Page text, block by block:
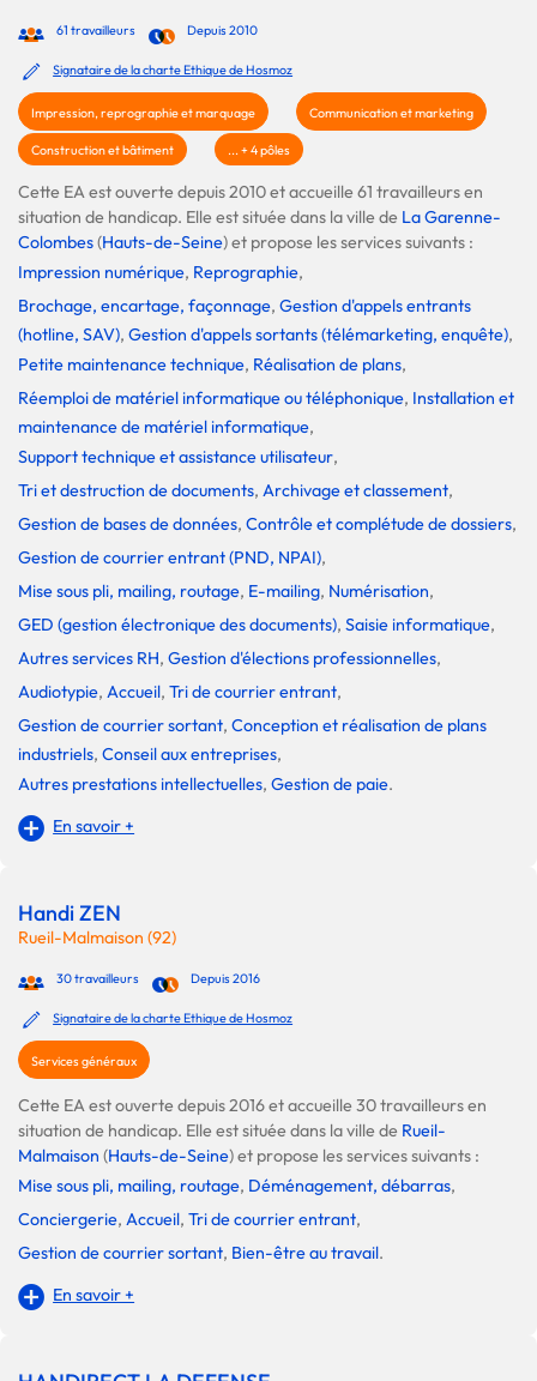
61 travailleurs Depuis 2010
Signataire de la charte Ethique de Hosmoz
Impression, reprographie et marquage Communication et marketing
Construction et bâtiment ... + 4 pôles
Cette EA est ouverte depuis 2010 et accueille 61 travailleurs en
situation de handicap. Elle est située dans la ville de La Garenne-
Colombes(Hauts-de-Seine) et propose les services suivants :
Impression numérique, Reprographie,
Brochage, encartage, façonnage, Gestion d'appels entrants
(hotline, SAV), Gestion d'appels sortants (télémarketing, enquête),
Petite maintenance technique, Réalisation de plans,
Réemploi de matériel informatique ou téléphonique, Installation et
maintenance de matériel informatique,
Support technique et assistance utilisateur,
Tri et destruction de documents, Archivage et classement,
Gestion de bases de données, Contrôle et complétude de dossiers,
Gestion de courrier entrant (PND, NPAI),
Mise sous pli, mailing, routage, E-mailing, Numérisation,
GED (gestion électronique des documents), Saisie informatique,
Autres services RH, Gestion d'élections professionnelles,
Audiotypie, Accueil, Tri de courrier entrant,
Gestion de courrier sortant, Conception et réalisation de plans
industriels, Conseil aux entreprises,
Autres prestations intellectuelles, Gestion de paie.
En savoir +
Handi ZEN
Rueil-Malmaison (92)
30 travailleurs Depuis 2016
Signataire de la charte Ethique de Hosmoz
Services généraux
Cette EA est ouverte depuis 2016 et accueille 30 travailleurs en
situation de handicap. Elle est située dans la ville de Rueil-
Malmaison (Hauts-de-Seine) et propose les services suivants :
Mise sous pli, mailing, routage, Déménagement, débarras,
Conciergerie, Accueil, Tri de courrier entrant,
Gestion de courrier sortant, Bien-être au travail.
En savoir +